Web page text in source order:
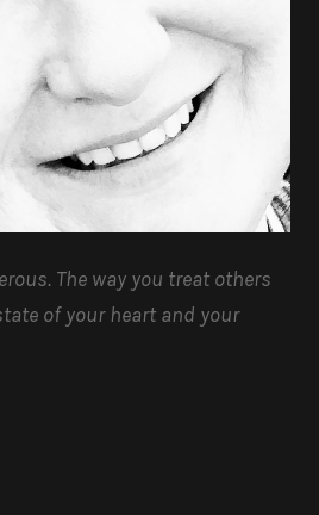
The way you treat others
of your heart and your